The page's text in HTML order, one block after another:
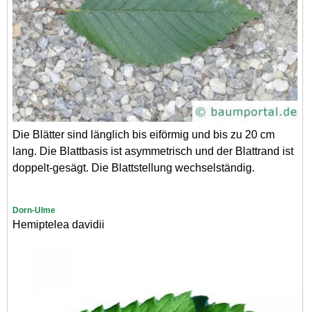
Die Blätter sind länglich bis eiförmig und bis zu 20 cm
lang. Die Blattbasis ist asymmetrisch und der Blattrand ist
doppelt-gesägt. Die Blattstellung wechselständig.
Dorn-Ulme
Hemiptelea davidii